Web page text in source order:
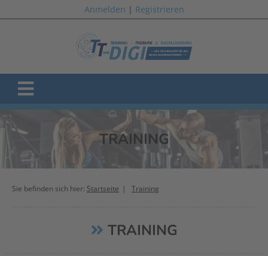
Anmelden | Registrieren
TRAINING
Sie befinden sich hier: Startseite Training
TRAINING